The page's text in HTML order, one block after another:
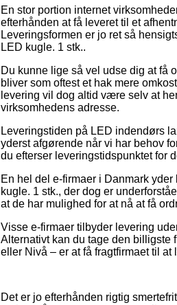
En stor portion internet
efterhånden at få leveret til et
Leveringsformen er jo ret så
LED kugle. 1 stk..
Du kunne lige så vel udse dig at få
bliver som oftest et hak mere
levering vil dog altid være selv at
virksomhedens adresse.
Leveringstiden på LED indendørs
yderst afgørende når vi har behov
du efterser leveringstidspunktet for
En hel del e-firmaer i Danmark
kugle. 1 stk., der dog er
at de har mulighed for at nå at få
Visse e-firmaer tilbyder levering
Alternativt kan du tage den billigste
eller Nivå – er at få fragtfirmaet til
Det er jo efterhånden rigtig